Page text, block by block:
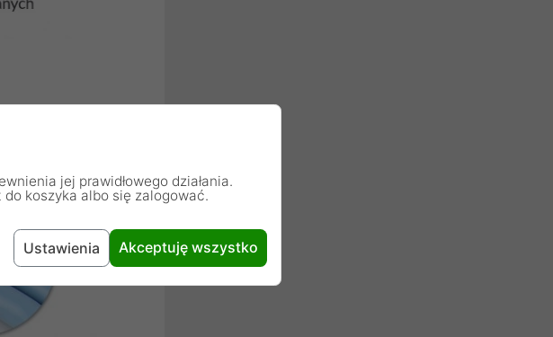
jej prawidłowego działania.
koszyka albo się zalogować.
Ustawienia Akceptuję wszystko